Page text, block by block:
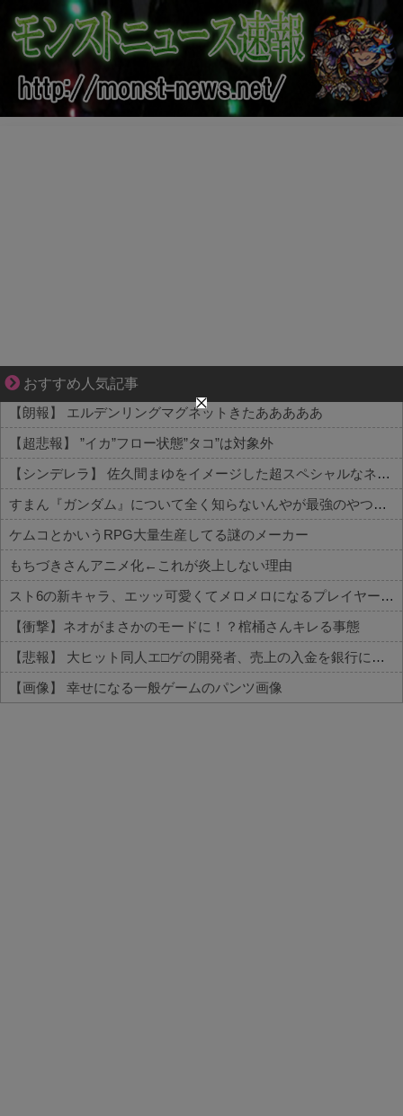
おすすめ人気記事
結婚生活の「当たり前」が壊れる瞬間
【朗報】 エルデンリングマグネットきたあああああ
【超悲報】 ”イカ”フロー状態”タコ”は対象外
【シンデレラ】 佐久間まゆをイメージした超スペシャルなネックレスが登場する件について
すまん『ガンダム』について全く知らないんやが最強のやつはどんなの？
ケムコとかいうRPG大量生産してる謎のメーカー
もちづきさんアニメ化←これが炎上しない理由
スト6の新キャラ、エッッ可愛くてメロメロになるプレイヤーが続出ｗｗ
【衝撃】ネオがまさかのモードに！？棺桶さんキレる事態
【悲報】 大ヒット同人エ□ゲの開発者、売上の入金を銀行に拒否され受け取れず、多額の納税義務だけが残る
【画像】 幸せになる一般ゲームのパンツ画像